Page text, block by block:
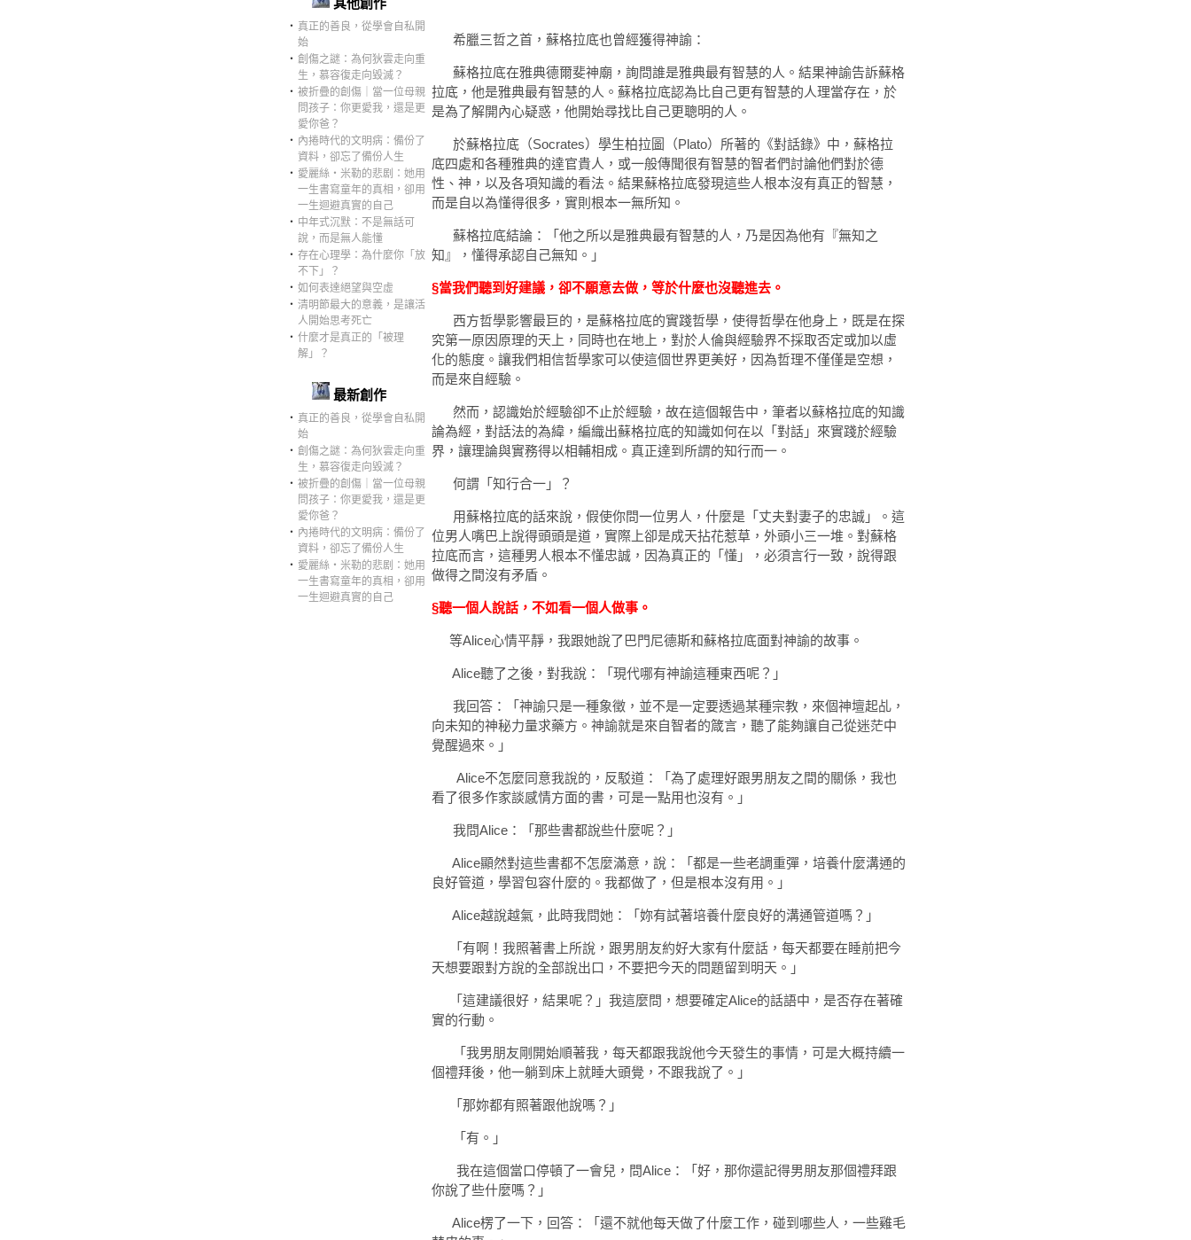
其他創作
‧ 真正的善良，從學會自私開
始
‧ 創傷之謎：為何狄雲走向重
生，慕容復走向毀滅？
‧ 被折疊的創傷｜當一位母親
問孩子：你更愛我，還是更
愛你爸？
‧ 內捲時代的文明病：備份了
資料，卻忘了備份人生
‧ 愛麗絲・米勒的悲剧：她用
一生書寫童年的真相，卻用
一生迴避真實的自己
‧ 中年式沉默：不是無話可
說，而是無人能懂
‧ 存在心理學：為什麼你「放
不下」？
‧ 如何表達絕望與空虛
‧ 清明節最大的意義，是讓活
人開始思考死亡
‧ 什麼才是真正的「被理
解」？
最新創作
‧ 真正的善良，從學會自私開
始
‧ 創傷之謎：為何狄雲走向重
生，慕容復走向毀滅？
‧ 被折疊的創傷｜當一位母親
問孩子：你更愛我，還是更
愛你爸？
‧ 內捲時代的文明病：備份了
資料，卻忘了備份人生
‧ 愛麗絲・米勒的悲剧：她用
一生書寫童年的真相，卻用
一生迴避真實的自己
希臘三哲之首，蘇格拉底也曾經獲得神諭：
蘇格拉底在雅典德爾斐神廟，詢問誰是雅典最有智慧的人。結果神諭告訴蘇格
拉底，他是雅典最有智慧的人。蘇格拉底認為比自己更有智慧的人理當存在，於
是為了解開內心疑惑，他開始尋找比自己更聰明的人。
於蘇格拉底（Socrates）學生柏拉圖（Plato）所著的《對話錄》中，蘇格拉
底四處和各種雅典的達官貴人，或一般傳聞很有智慧的智者們討論他們對於德
性、神，以及各項知識的看法。結果蘇格拉底發現這些人根本沒有真正的智慧，
而是自以為懂得很多，實則根本一無所知。
蘇格拉底結論：「他之所以是雅典最有智慧的人，乃是因為他有『無知之
知』，懂得承認自己無知。」
§當我們聽到好建議，卻不願意去做，等於什麼也沒聽進去。
西方哲學影響最巨的，是蘇格拉底的實踐哲學，使得哲學在他身上，既是在探
究第一原因原理的天上，同時也在地上，對於人倫與經驗界不採取否定或加以虛
化的態度。讓我們相信哲學家可以使這個世界更美好，因為哲理不僅僅是空想，
而是來自經驗。
然而，認識始於經驗卻不止於經驗，故在這個報告中，筆者以蘇格拉底的知識
論為經，對話法的為緯，編織出蘇格拉底的知識如何在以「對話」來實踐於經驗
界，讓理論與實務得以相輔相成。真正達到所謂的知行而一。
何謂「知行合一」？
用蘇格拉底的話來說，假使你問一位男人，什麼是「丈夫對妻子的忠誠」。這
位男人嘴巴上說得頭頭是道，實際上卻是成天拈花惹草，外頭小三一堆。對蘇格
拉底而言，這種男人根本不懂忠誠，因為真正的「懂」，必須言行一致，說得跟
做得之間沒有矛盾。
§聽一個人說話，不如看一個人做事。
等Alice心情平靜，我跟她說了巴門尼德斯和蘇格拉底面對神諭的故事。
Alice聽了之後，對我說：「現代哪有神諭這種東西呢？」
我回答：「神諭只是一種象徵，並不是一定要透過某種宗教，來個神壇起乩，
向未知的神秘力量求藥方。神諭就是來自智者的箴言，聽了能夠讓自己從迷茫中
覺醒過來。」
Alice不怎麼同意我說的，反駁道：「為了處理好跟男朋友之間的關係，我也
看了很多作家談感情方面的書，可是一點用也沒有。」
我問Alice：「那些書都說些什麼呢？」
Alice顯然對這些書都不怎麼滿意，說：「都是一些老調重彈，培養什麼溝通的
良好管道，學習包容什麼的。我都做了，但是根本沒有用。」
Alice越說越氣，此時我問她：「妳有試著培養什麼良好的溝通管道嗎？」
「有啊！我照著書上所說，跟男朋友約好大家有什麼話，每天都要在睡前把今
天想要跟對方說的全部說出口，不要把今天的問題留到明天。」
「這建議很好，結果呢？」我這麼問，想要確定Alice的話語中，是否存在著確
實的行動。
「我男朋友剛開始順著我，每天都跟我說他今天發生的事情，可是大概持續一
個禮拜後，他一躺到床上就睡大頭覺，不跟我說了。」
「那妳都有照著跟他說嗎？」
「有。」
我在這個當口停頓了一會兒，問Alice：「好，那你還記得男朋友那個禮拜跟
你說了些什麼嗎？」
Alice楞了一下，回答：「還不就他每天做了什麼工作，碰到哪些人，一些雞毛